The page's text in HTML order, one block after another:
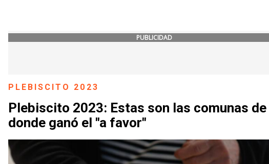
PUBLICIDAD
PLEBISCITO 2023
Plebiscito 2023: Estas son las comunas de
donde ganó el "a favor"